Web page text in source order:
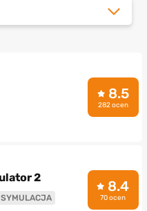
8.5
282 ocen
2
SYMULACJA
8.4
70 ocen